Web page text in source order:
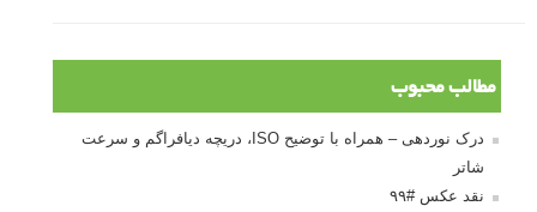
مطالب محبوب
درک نوردهی – همراه با توضیح ISO، دریچه دیافراگم و سرعت
شاتر
نقد عکس #۹۹